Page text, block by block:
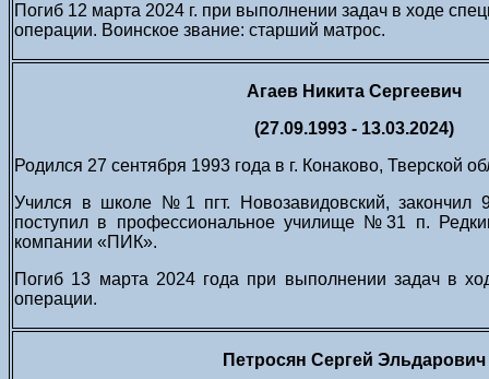
Погиб 12 марта 2024 г. при выполнении задач в ходе
операции. Воинское звание: старший матрос.
Агаев Никита Сергеевич
(27.09.1993 - 13.03.2024)
Родился 27 сентября 1993 года в г. Конаково, Тверской
Учился в школе №1 пгт. Новозавидовский, закончил
поступил в профессиональное училище №31 п.
компании «ПИК».
Погиб 13 марта 2024 года при выполнении задач в
операции.
Петросян Сергей Эльдарович